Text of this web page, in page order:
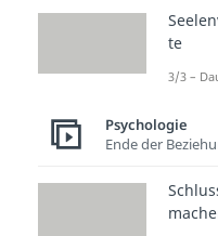
dein
sagen
Tabelle
negative
te
3/3 –
Psychologie
Ende der